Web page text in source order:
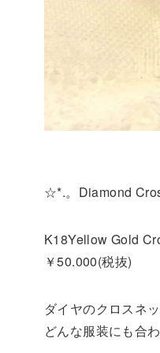
☆*.。Diamond
K18Yellow Gold
￥50.000(税抜)
ダイヤのクロスネ
どんな服装にも合